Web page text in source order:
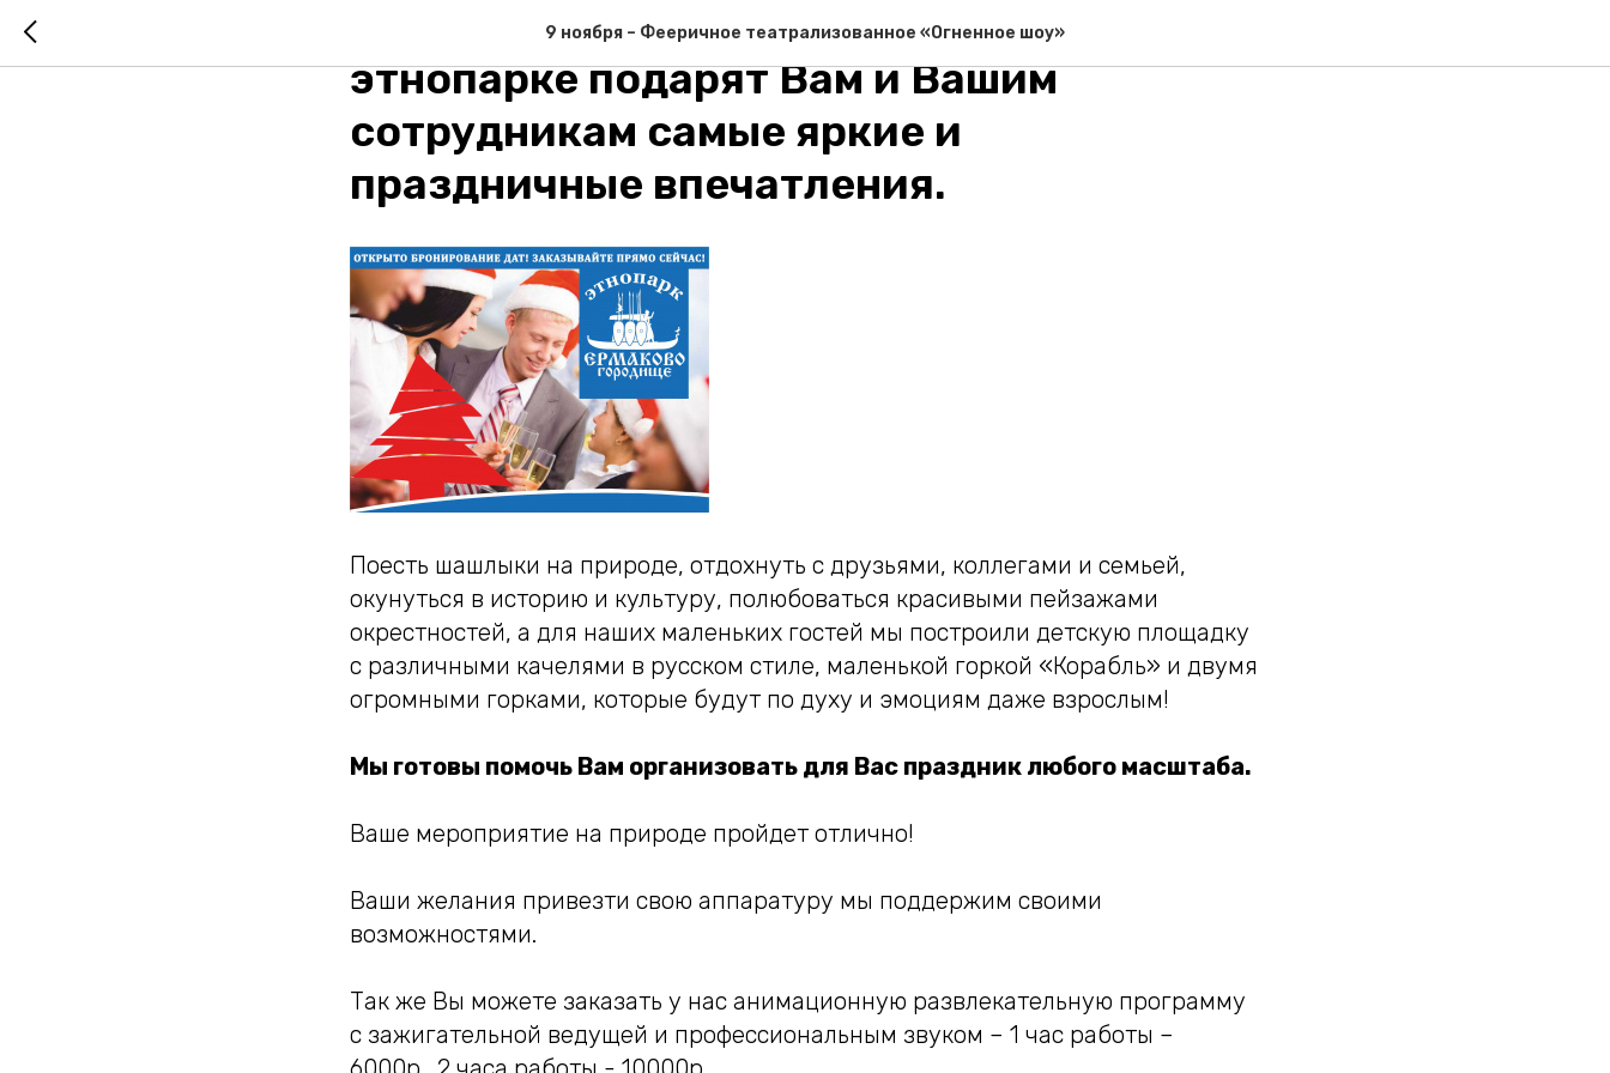
9 ноября – Фееричное театрализованное «Огненное шоу»
Новогодние корпоративы в нашем
этнопарке подарят Вам и Вашим
сотрудникам самые яркие и
праздничные впечатления.
Поесть шашлыки на природе, отдохнуть с друзьями, коллегами и семьей,
окунуться в историю и культуру, полюбоваться красивыми пейзажами
окрестностей, а для наших маленьких гостей мы построили детскую площадку
с различными качелями в русском стиле, маленькой горкой «Корабль» и двумя
огромными горками, которые будут по духу и эмоциям даже взрослым!
Мы готовы помочь Вам организовать для Вас праздник любого масштаба.
Ваше мероприятие на природе пройдет отлично!
Ваши желания привезти свою аппаратуру мы поддержим своими
возможностями.
Так же Вы можете заказать у нас анимационную развлекательную программу
с зажигательной ведущей и профессиональным звуком – 1 час работы –